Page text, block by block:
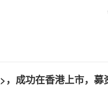
，成功在香港上市，募